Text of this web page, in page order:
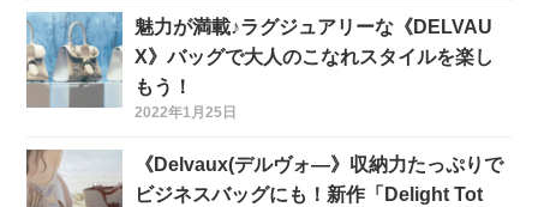
魅力が満載♪ラグジュアリーな《DELVAU
X》バッグで大人のこなれスタイルを楽し
もう！
2022年1月25日
《Delvaux(デルヴォ―》収納力たっぷりで
ビジネスバッグにも！新作「Delight Tot